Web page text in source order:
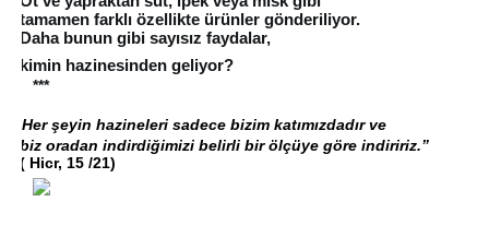
farklı özellikte ürünler gönderiliyor.
bunun gibi sayısız faydalar,
hazinesinden geliyor?
“Her şeyin hazineleri sadece bizim katımızdadır ve
indirdiğimizi belirli bir ölçüye göre indiririz.”
15 /21)